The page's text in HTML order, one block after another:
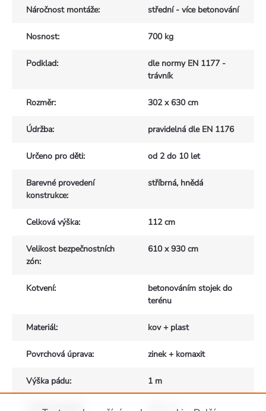
Náročnost montáže: střední - více betonování
Nosnost: 700 kg
Podklad:
dle normy EN 1177 -
trávník
Rozměr: 302 x 630 cm
Údržba: pravidelná dle EN 1176
Určeno pro děti: od 2 do 10 let
Barevné provedení
konstrukce:
stříbrná, hnědá
Celková výška: 112 cm
Velikost bezpečnostních
zón:
610 x 930 cm
Kotvení:
betonováním stojek do
terénu
Materiál: kov + plast
Povrchová úprava: zinek + komaxit
Výška pádu: 1 m
Počet uživatelů :